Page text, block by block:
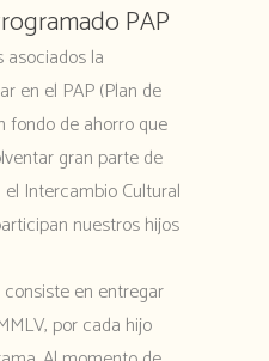
PAP
la
en el PAP (Plan de
fondo de ahorro que
gran parte de
Intercambio Cultural
nuestros hijos
en entregar
por cada hijo